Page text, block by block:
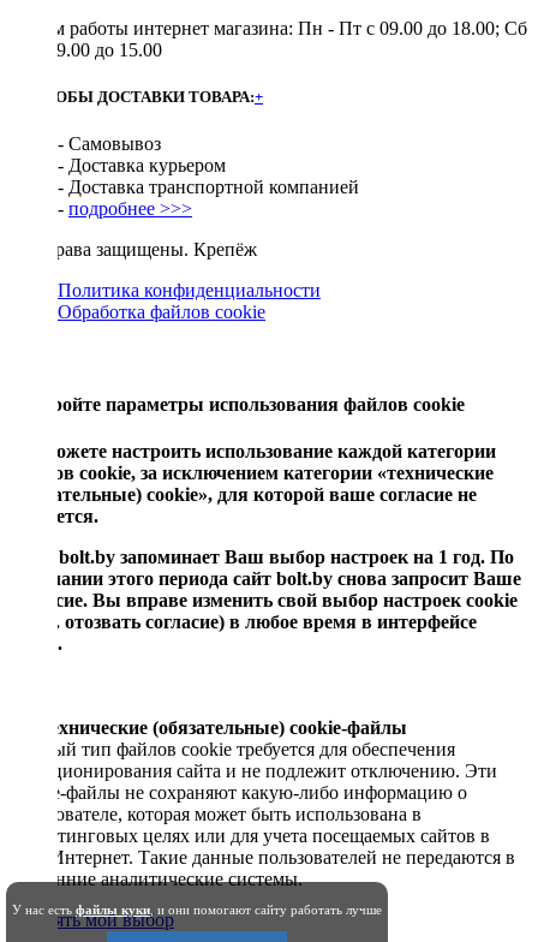
Режим работы интернет магазина: Пн - Пт с 09.00 до 18.00; Сб
- Вс 09.00 до 15.00
СПОСОБЫ ДОСТАВКИ ТОВАРА:+
- Самовывоз
- Доставка курьером
- Доставка транспортной компанией
- подробнее >>>
Все права защищены. Крепёж
Политика конфиденциальности
Обработка файлов cookie
Настройте параметры использования файлов cookie
Вы можете настроить использование каждой категории
файлов cookie, за исключением категории «технические
(обязательные) cookie», для которой ваше согласие не
требуется.
Сайт bolt.by запоминает Ваш выбор настроек на 1 год. По
окончании этого периода сайт bolt.by снова запросит Ваше
согласие. Вы вправе изменить свой выбор настроек cookie
(в т.ч. отозвать согласие) в любое время в интерфейсе
сайта.
Технические (обязательные) cookie-файлы
Данный тип файлов cookie требуется для обеспечения
функционирования сайта и не подлежит отключению. Эти
сookie-файлы не сохраняют какую-либо информацию о
пользователе, которая может быть использована в
маркетинговых целях или для учета посещаемых сайтов в
сети Интернет. Такие данные пользователей не передаются в
сторонние аналитические системы.
Принять мой выбор
У нас есть файлы куки , и они помогают сайту работать лучше